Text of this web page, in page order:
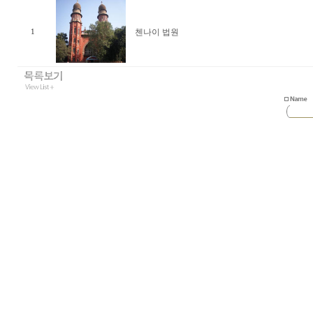
1 첸나이 법원